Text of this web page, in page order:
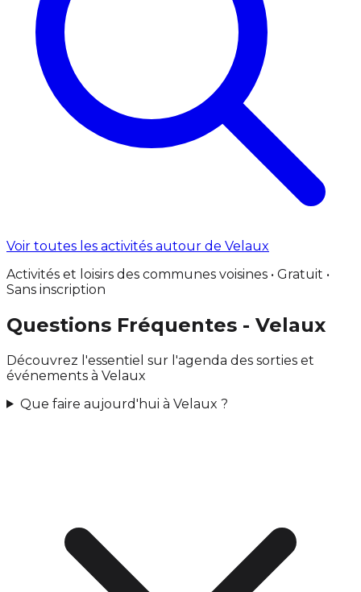
Voir toutes les activités autour de Velaux
Activités et loisirs des communes voisines • Gratuit •
Sans inscription
Questions Fréquentes - Velaux
Découvrez l'essentiel sur l'agenda des sorties et
événements à Velaux
Que faire aujourd'hui à Velaux ?